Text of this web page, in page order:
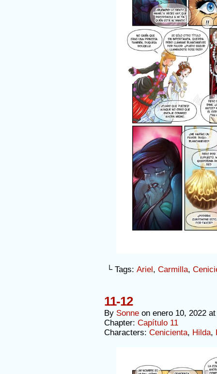
└ Tags: Ariel, Carmilla,
11-12
By Sonne on enero 10, 2022
Chapter: Capítulo 11
Characters: Cenicienta, Hilda,